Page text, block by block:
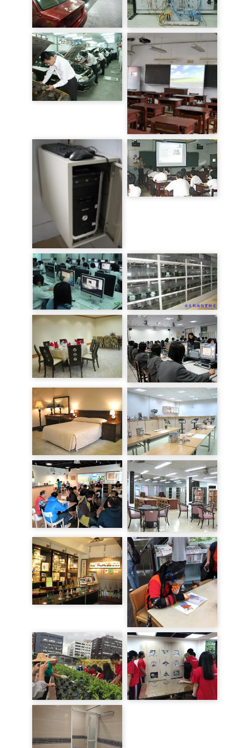
大重機實習工場 汽車電路示教版
汽車實習工場
汽車微電腦感知控制系統
練套
汽車實習工場
每班教學專用電腦
MAC 電腦教室 水生養殖
禮儀教室
一般電腦教室
實習套房 調酒教室
幸町40咖啡室
圖書室
校史館